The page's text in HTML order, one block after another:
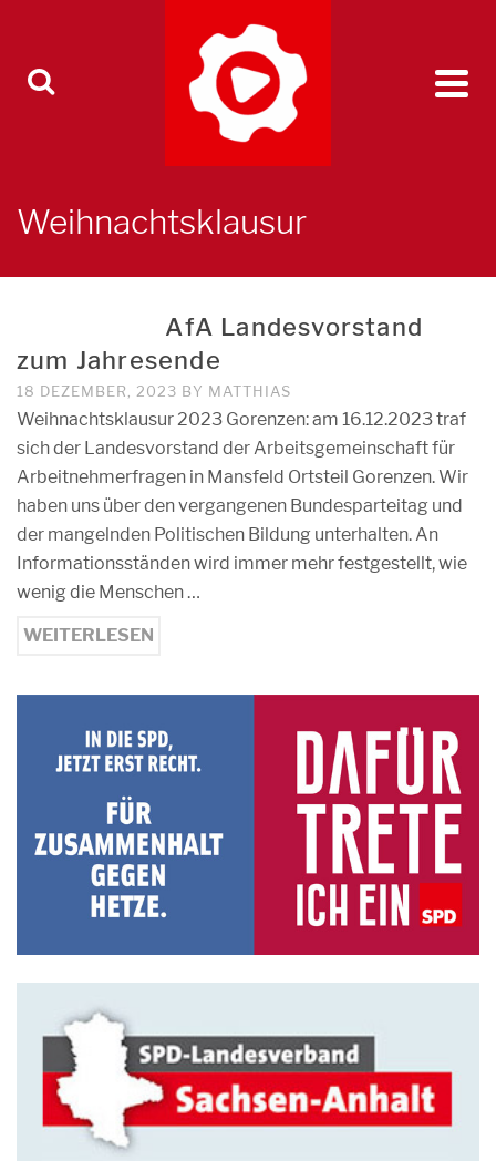
Weihnachtsklausur
AfA Landesvorstand
zum Jahresende
18 DEZEMBER, 2023 BY MATTHIAS
Weihnachtsklausur 2023 Gorenzen: am 16.12.2023 traf
sich der Landesvorstand der Arbeitsgemeinschaft für
Arbeitnehmerfragen in Mansfeld Ortsteil Gorenzen. Wir
haben uns über den vergangenen Bundesparteitag und
der mangelnden Politischen Bildung unterhalten. An
Informationsständen wird immer mehr festgestellt, wie
wenig die Menschen …
WEITERLESEN